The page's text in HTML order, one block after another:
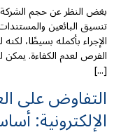
بغض النظر عن حجم
تنسيق البائعين
الإجراء بأكمله بسيطًا،
الفرص لعدم الكفاءة. يمكن
[...]
التفاوض على
الإلكترونية: